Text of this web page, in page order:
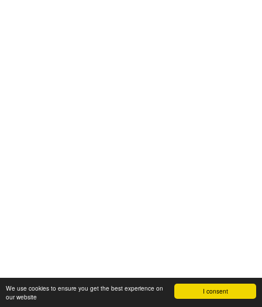
I consent
We use cookies to ensure you get the best experience on
our website